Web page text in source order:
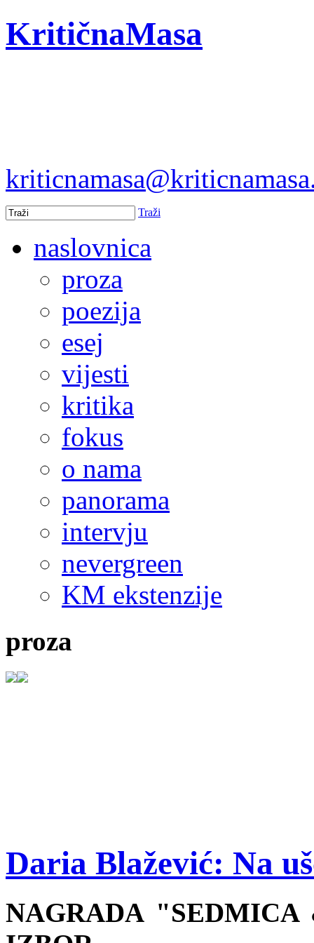
KritičnaMasa
Traži
naslovnica
proza
poezija
esej
vijesti
kritika
fokus
o nama
panorama
intervju
nevergreen
KM ekstenzije
proza
Daria Blažević: Na
NAGRADA